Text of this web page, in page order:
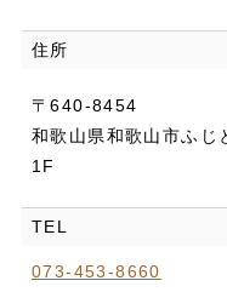
住所
〒640-8454
和歌山県和歌山市ふじ
1F
TEL
073-453-8660